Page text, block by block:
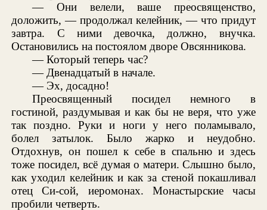
— Они велели, ваше преосвященство,
доложить, — продолжал келейник, — что придут
завтра. С ними девочка, должно, внучка.
Остановились на постоялом дворе Овсянникова.
— Который теперь час?
— Двенадцатый в начале.
— Эх, досадно!
Преосвященный посидел немного в
гостиной, раздумывая и как бы не веря, что уже
так поздно. Руки и ноги у него поламывало,
болел затылок. Было жарко и неудобно.
Отдохнув, он пошел к себе в спальню и здесь
тоже посидел, всё думая о матери. Слышно было,
как уходил келейник и как за стеной покашливал
отец Си-сой, иеромонах. Монастырские часы
пробили четверть.